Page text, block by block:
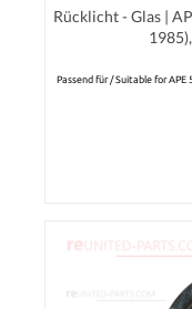
Rücklicht - Glas |
Passend für / Suitable for APE